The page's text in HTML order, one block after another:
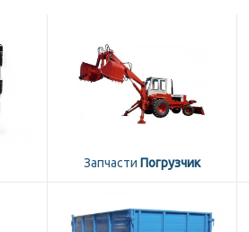
Запчасти Погрузчик